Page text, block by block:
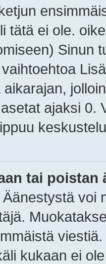
tätä ei ole.
Sinun
ajaksi 0.
tai poistan
voi
kukaan ei